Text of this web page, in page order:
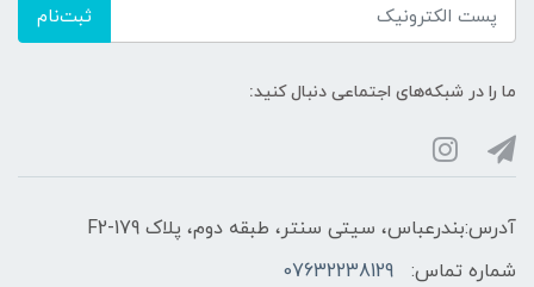
ثبت‌نام
ما را در شبکه‌های اجتماعی دنبال کنید:
آدرس:بندرعباس، سیتی سنتر، طبقه دوم، پلاک F2-179
شماره تماس:
07632238129